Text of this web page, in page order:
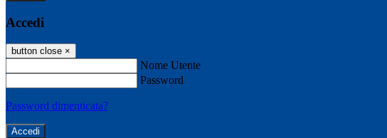
Accedi
button close ×
Nome Utente
Password
Password dimenticata?